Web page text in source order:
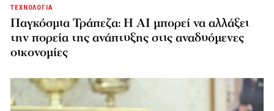
ΤΕΧΝΟΛΟΓΙΑ
Παγκόσμια Τράπεζα: Η AI μπορεί να αλλάξει
την πορεία της ανάπτυξης στις αναδυόμενες
οικονομίες